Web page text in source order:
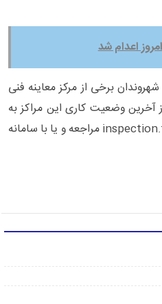
اعدام شد
برخی از مرکز معاینه فنی
آخرین وضعیت کاری این مراکز به
سایت ستاد معاینه فنی خودروهای تهران inspection.tehran.ir مراجعه و یا با سامانه